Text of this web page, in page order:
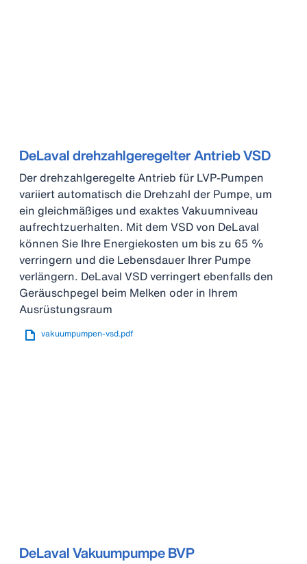
DeLaval drehzahlgeregelter Antrieb VSD
Der drehzahlgeregelte Antrieb für LVP-Pumpen
variiert automatisch die Drehzahl der Pumpe, um
ein gleichmäßiges und exaktes Vakuumniveau
aufrechtzuerhalten. Mit dem VSD von DeLaval
können Sie Ihre Energiekosten um bis zu 65 %
verringern und die Lebensdauer Ihrer Pumpe
verlängern. DeLaval VSD verringert ebenfalls den
Geräuschpegel beim Melken oder in Ihrem
Ausrüstungsraum
vakuumpumpen-vsd.pdf
DeLaval Vakuumpumpe BVP